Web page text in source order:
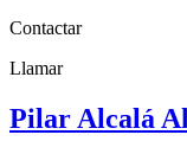
Contactar
Llamar
Pilar Alcalá